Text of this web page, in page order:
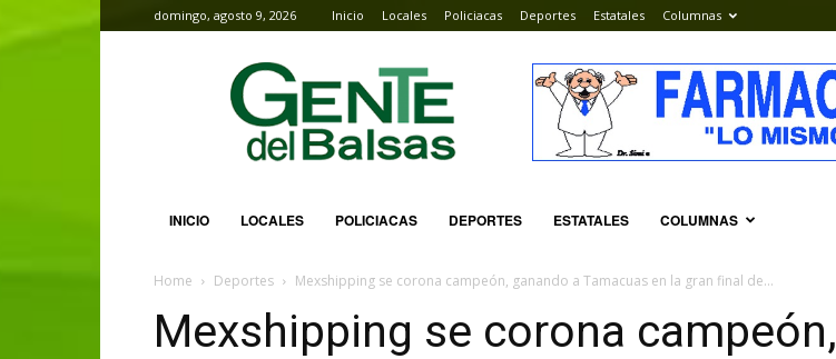
domingo, agosto 9, 2026 Inicio Locales Policiacas Deportes Estatales Columnas
Gente
del
Balsas
INICIO LOCALES POLICIACAS DEPORTES ESTATALES COLUMNAS
Home Deportes Mexshipping se corona campeón, ganando a Tamacuas en la gran final de...
Mexshipping se corona campeón,